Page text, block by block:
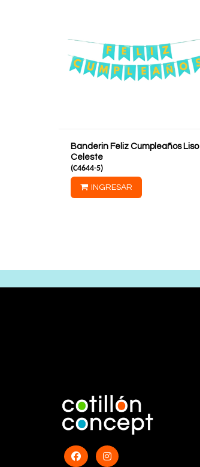
Banderin Feliz Cumpleaños Liso
Celeste
(C4644-5)
INGRESAR